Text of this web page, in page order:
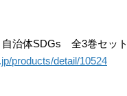
治体SDGs 全3巻セット
products/detail/10524